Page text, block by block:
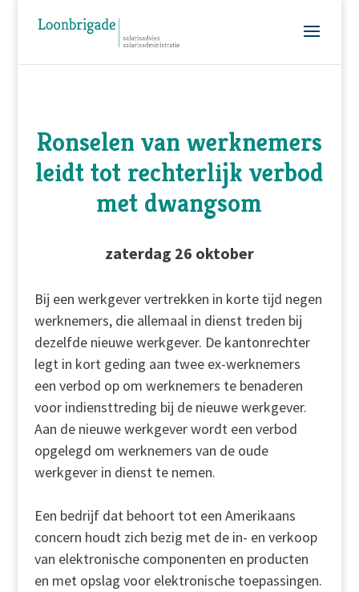
Ronselen van werknemers
leidt tot rechterlijk verbod
met dwangsom
zaterdag 26 oktober
Bij een werkgever vertrekken in korte tijd negen
werknemers, die allemaal in dienst treden bij
dezelfde nieuwe werkgever. De kantonrechter
legt in kort geding aan twee ex-werknemers
een verbod op om werknemers te benaderen
voor indiensttreding bij de nieuwe werkgever.
Aan de nieuwe werkgever wordt een verbod
opgelegd om werknemers van de oude
werkgever in dienst te nemen.
Een bedrijf dat behoort tot een Amerikaans
concern houdt zich bezig met de in- en verkoop
van elektronische componenten en producten
en met opslag voor elektronische toepassingen.